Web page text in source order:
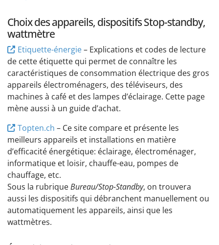
Choix des appareils, dispositifs Stop-standby,
wattmètre
Etiquette-énergie– Explications et codes de lecture
de cette étiquette qui permet de connaître les
caractéristiques de consommation électrique des gros
appareils électroménagers, des téléviseurs, des
machines à café et des lampes d’éclairage. Cette page
mène aussi à un guide d’achat.
Topten.ch – Ce site compare et présente les
meilleurs appareils et installations en matière
d’efficacité énergétique: éclairage, électroménager,
informatique et loisir, chauffe-eau, pompes de
chauffage, etc.
Sous la rubriqueBureau/Stop-Standby, on trouvera
aussi les dispositifs qui débranchent manuellement ou
automatiquement les appareils, ainsi que les
wattmètres.